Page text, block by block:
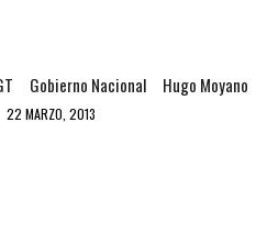
Gobierno Nacional Hugo Moyano
22 MARZO, 2013